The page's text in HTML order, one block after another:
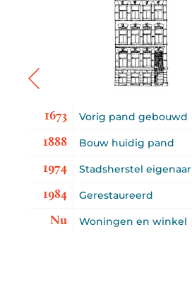
1673 Vorig pand gebouwd
1888 Bouw huidig pand
1974 Stadsherstel eigenaar
1984 Gerestaureerd
Nu Woningen en winkel